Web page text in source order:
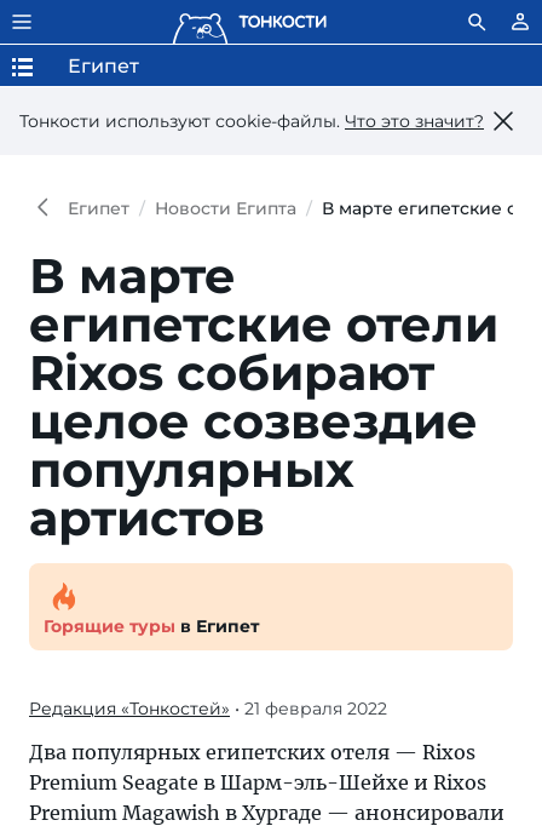
Тонкости используют сookie-файлы. Что это значит?
Египет
Египет Новости Египта В марте египетские
В марте
египетские отели
Rixos собирают
целое созвездие
популярных
артистов
Горящие туры в Египет
Редакция «Тонкостей» • 21 февраля 2022
Два популярных египетских отеля — Rixos
Premium Seagate в Шарм-эль-Шейхе и Rixos
Premium Magawish в Хургаде — анонсировали